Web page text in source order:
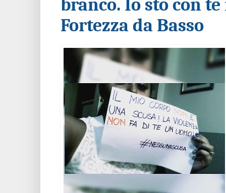
branco. Io sto con
Fortezza da Basso